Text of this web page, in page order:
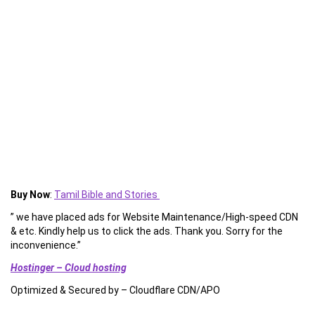
Buy Now: Tamil Bible and Stories
” we have placed ads for Website Maintenance/High-speed CDN
& etc. Kindly help us to click the ads. Thank you. Sorry for the
inconvenience.”
Hostinger – Cloud hosting
Optimized & Secured by – Cloudflare CDN/APO